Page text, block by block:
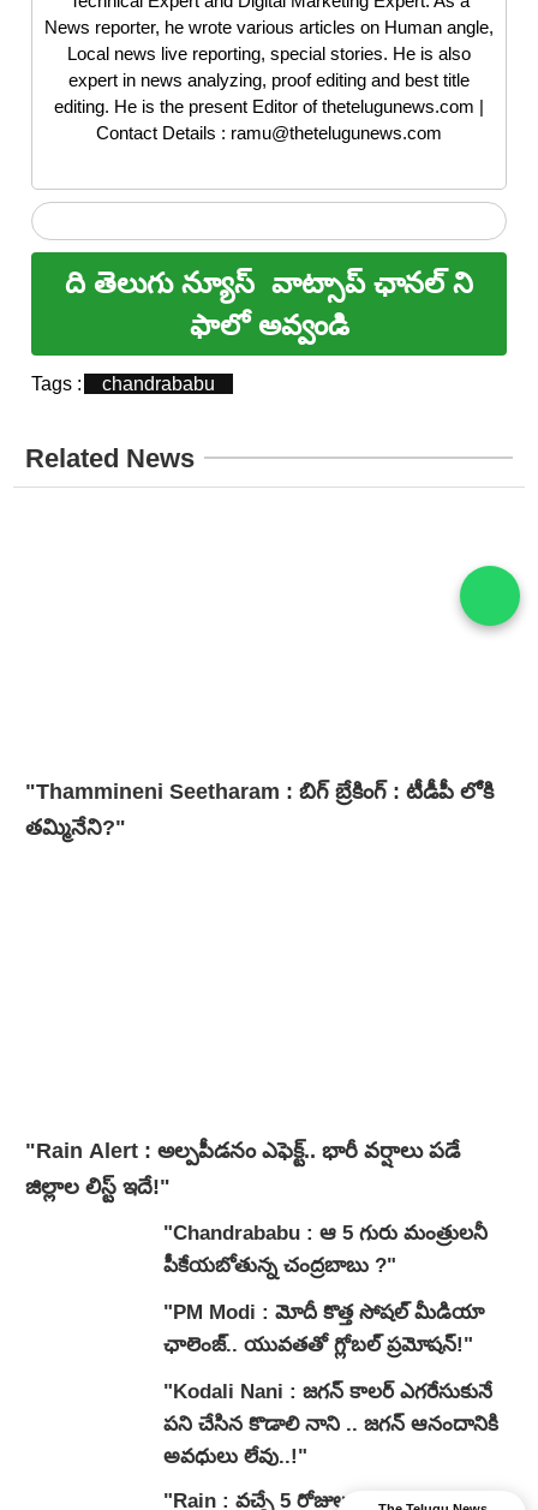
News reporter, he wrote various articles on Human angle,
Local news live reporting, special stories. He is also
expert in news analyzing, proof editing and best title
editing. He is the present Editor of thetelugunews.com |
Contact Details : ramu@thetelugunews.com
ది తెలుగు న్యూస్ వాట్సాప్ ఛానల్ ని
ఫాలో అవ్వండి
Tags : chandrababu
Related News
"Thammineni Seetharam : బిగ్ బ్రేకింగ్ : టీడీపీ లోకి
తమ్మినేని?"
"Rain Alert : అల్పపీడనం ఎఫెక్ట్.. భారీ వర్షాలు పడే
జిల్లాల లిస్ట్ ఇదే!"
"Chandrababu : ఆ 5 గురు మంత్రులనీ
పీకేయబోతున్న చంద్రబాబు ?"
"PM Modi : మోదీ కొత్త సోషల్ మీడియా
ఛాలెంజ్.. యువతతో గ్లోబల్ ప్రమోషన్!"
"Kodali Nani : జగన్ కాలర్ ఎగరేసుకునే
పని చేసిన కొడాలి నాని .. జగన్ ఆనందానికి
అవధులు లేవు..!"
"Rain : వచ్చే 5 రోజులు జాగ్రత్త.. తెలుగు